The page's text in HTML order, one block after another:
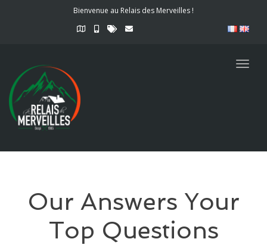
Bienvenue au Relais des Merveilles !
Our Answers Your
Top Questions